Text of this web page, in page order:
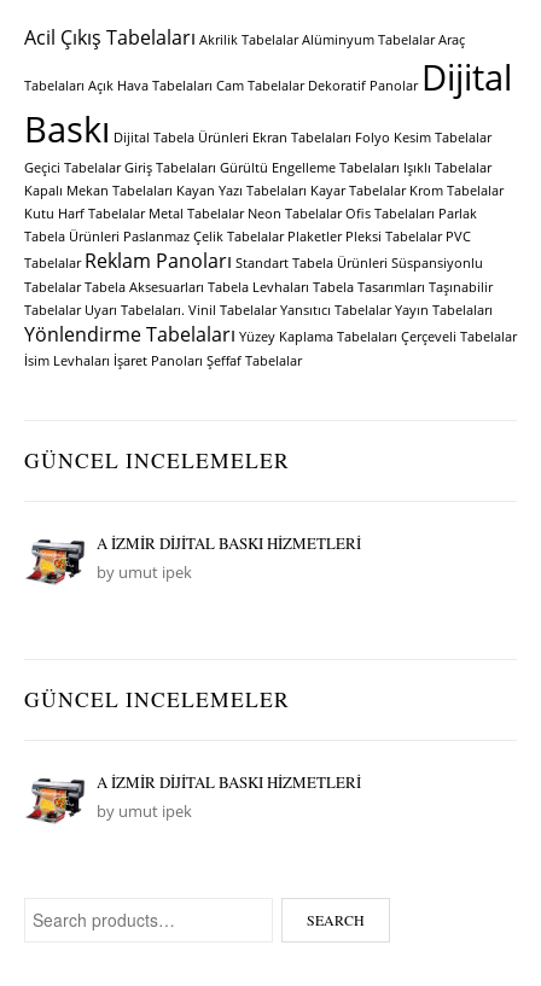
Acil Çıkış Tabelaları Akrilik Tabelalar Alüminyum Tabelalar Araç
Tabelaları Açık Hava Tabelaları Cam Tabelalar Dekoratif Panolar Dijital
Baskı Dijital Tabela Ürünleri Ekran Tabelaları Folyo Kesim Tabelalar
Geçici Tabelalar Giriş Tabelaları Gürültü Engelleme Tabelaları Işıklı Tabelalar
Kapalı Mekan Tabelaları Kayan Yazı Tabelaları Kayar Tabelalar Krom Tabelalar
Kutu Harf Tabelalar Metal Tabelalar Neon Tabelalar Ofis Tabelaları Parlak
Tabela Ürünleri Paslanmaz Çelik Tabelalar Plaketler Pleksi Tabelalar PVC
Tabelalar Reklam Panoları Standart Tabela Ürünleri Süspansiyonlu
Tabelalar Tabela Aksesuarları Tabela Levhaları Tabela Tasarımları Taşınabilir
Tabelalar Uyarı Tabelaları. Vinil Tabelalar Yansıtıcı Tabelalar Yayın Tabelaları
Yönlendirme Tabelaları Yüzey Kaplama Tabelaları Çerçeveli Tabelalar
İsim Levhaları İşaret Panoları Şeffaf Tabelalar
GÜNCEL INCELEMELER
A İZMİR DİJİTAL BASKI HİZMETLERİ
by umut ipek
GÜNCEL INCELEMELER
A İZMİR DİJİTAL BASKI HİZMETLERİ
by umut ipek
Search for: SEARCH